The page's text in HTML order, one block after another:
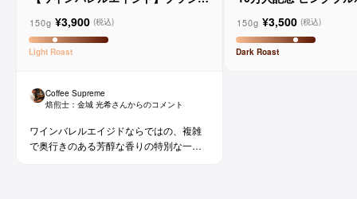
ョ
150g ¥3,900 (税込)
Light Roast
Coffee Supreme
焙煎士： 金城 光希さんからのコメント
ワインバレルエイジドならではの、複雑
で奥行きのある芳醇な香りの特別な一杯
150g ¥3,500 (税込)
Dark Roast